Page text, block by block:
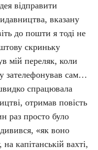
відправити
вказану
до пошти я тоді не
скриньку
мій переляк, коли
зателефонував сам…
спрацювала
отримав повість
раз просто було
«як воно
капітанській вахті,